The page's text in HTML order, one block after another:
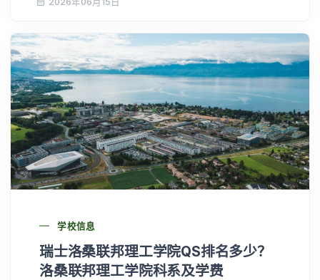
学校信息
瑞士洛桑联邦理工学院QS排名多少？
洛桑联邦理工学院科系及学费